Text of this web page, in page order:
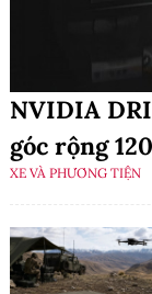
NVIDIA
góc rộng
XE VÀ PHƯƠNG TIỆN